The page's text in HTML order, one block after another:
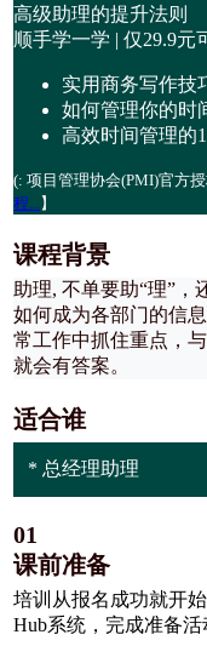
高级助理的提升法则
顺手学一学 | 仅29.9元
实用商务写作技
如何管理你的时
高效时间管理的
(: 项目管理协会(PMI)官方
程...】
课程背景
助理, 不单要助“理”，
如何成为各部门的信
常工作中抓住重点，
就会有答案。
适合谁
* 总经理助理
01
课前准备
培训从报名成功就开
Hub系统，完成准备活